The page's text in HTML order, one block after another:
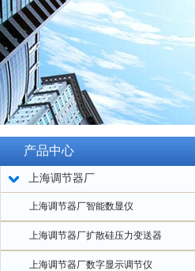
产品中心
上海调节器厂
上海调节器厂智能数显仪
上海调节器厂扩散硅压力变送器
上海调节器厂数字显示调节仪